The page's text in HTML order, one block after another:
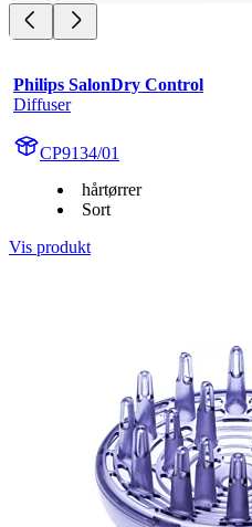
Philips SalonDry Control
Diffuser
CP9134/01
hårtørrer
Sort
Vis produkt